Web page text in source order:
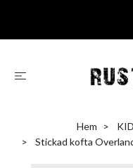
Hem
Stickad kofta